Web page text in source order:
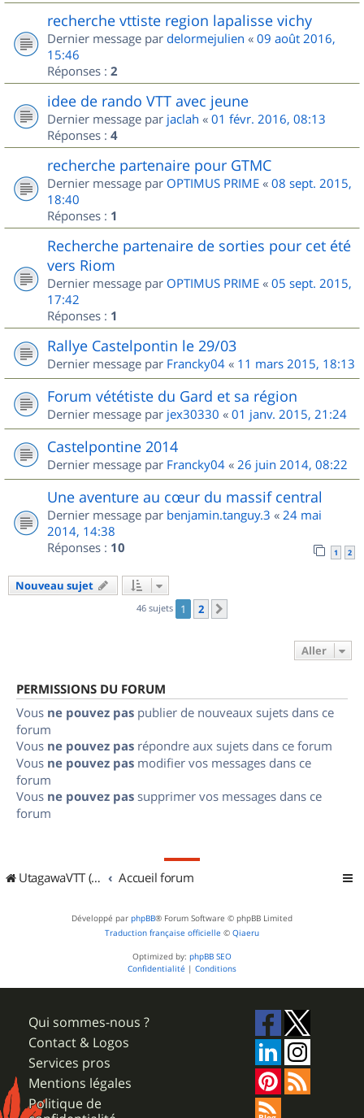
recherche vttiste region lapalisse vichy
Dernier message par delormejulien « 09 août 2016,
15:46
Réponses : 2
idee de rando VTT avec jeune
Dernier message par jaclah « 01 févr. 2016, 08:13
Réponses : 4
recherche partenaire pour GTMC
Dernier message par OPTIMUS PRIME « 08 sept. 2015,
18:40
Réponses : 1
Recherche partenaire de sorties pour cet été
vers Riom
Dernier message par OPTIMUS PRIME « 05 sept. 2015,
17:42
Réponses : 1
Rallye Castelpontin le 29/03
Dernier message par Francky04 « 11 mars 2015, 18:13
Forum vététiste du Gard et sa région
Dernier message par jex30330 « 01 janv. 2015, 21:24
Castelpontine 2014
Dernier message par Francky04 « 26 juin 2014, 08:22
Une aventure au cœur du massif central
Dernier message par benjamin.tanguy.3 « 24 mai
2014, 14:38
Réponses : 10 1 2
Nouveau sujet
46 sujets 1 2
Aller
PERMISSIONS DU FORUM
Vous ne pouvez pas publier de nouveaux sujets dans ce
forum
Vous ne pouvez pas répondre aux sujets dans ce forum
Vous ne pouvez pas modifier vos messages dans ce
forum
Vous ne pouvez pas supprimer vos messages dans ce
forum
UtagawaVTT (Randos VTT et VTTAE avec traces GPS) Accueil forum
Développé par phpBB® Forum Software © phpBB Limited
Traduction française officielle © Qiaeru
Optimized by: phpBB SEO
Confidentialité | Conditions
Qui sommes-nous ?
Contact & Logos
Services pros
Mentions légales
Politique de